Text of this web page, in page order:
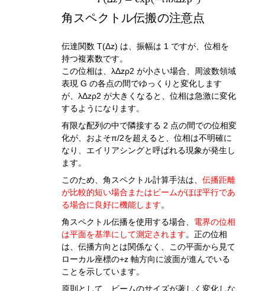
角スペクトル伝搬の注意点
伝達関数 T(Δz) は、振幅は 1 ですが、位相を
持つ複素数です。
この位相は、λΔzρ2 が小さい場合、周波数領域
表現 G の各点の間でゆっくりと変化します
が、 λΔzρ2 が大きくなると、位相は急激に変化
するようになります。
有限な配列の中で隣接する 2 点の間での位相変
化が、およそπ/2を超えると、位相は不明確に
なり、エイリアシングと呼ばれる現象が発生し
ます。
このため、角スペクトル計算手法は、 伝播距離
が比較的短い場合またはビームがほぼ平行であ
る場合に良好に機能します。
角スペクトル伝播を使用する場合、 電界の位相
は平面を基準にして測定されます。正の位相
は、伝播方向とは関係なく、この平面から見て
ローカル座標の+z 軸方向に波面が進んでいる
ことを示しています。
原則として、ビームのサイズが著しく変化しな